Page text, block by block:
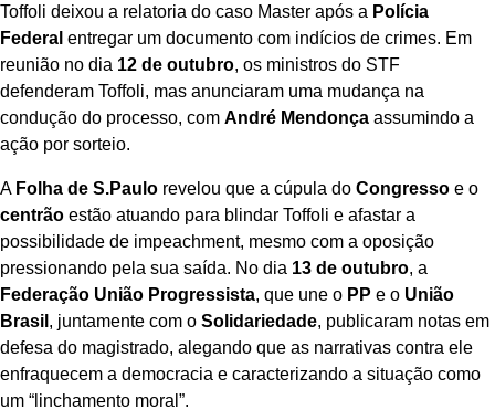
Toffoli deixou a relatoria do caso Master após a Polícia
Federal entregar um documento com indícios de crimes. Em
reunião no dia 12 de outubro, os ministros do STF
defenderam Toffoli, mas anunciaram uma mudança na
condução do processo, com André Mendonça assumindo a
ação por sorteio.
A Folha de S.Paulo revelou que a cúpula do Congresso e o
centrão estão atuando para blindar Toffoli e afastar a
possibilidade de impeachment, mesmo com a oposição
pressionando pela sua saída. No dia 13 de outubro, a
Federação União Progressista, que une o PP e o União
Brasil , juntamente com o Solidariedade, publicaram notas em
defesa do magistrado, alegando que as narrativas contra ele
enfraquecem a democracia e caracterizando a situação como
um “linchamento moral”.